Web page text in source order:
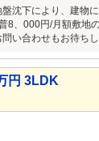
沈下により、建物
、000円/月額敷地
い合わせもお待ち
円 3LDK